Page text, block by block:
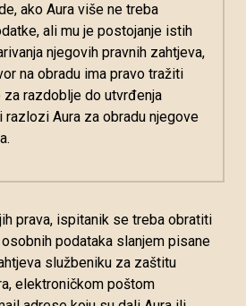
ako Aura više ne treba
ali mu je postojanje istih
njegovih pravnih zahtjeva,
na obradu ima pravo tražiti
razdoblje do utvrđenja
Aura za obradu njegove
prava, ispitanik se treba obratiti
podataka slanjem pisane
službeniku za zaštitu
elektroničkom poštom